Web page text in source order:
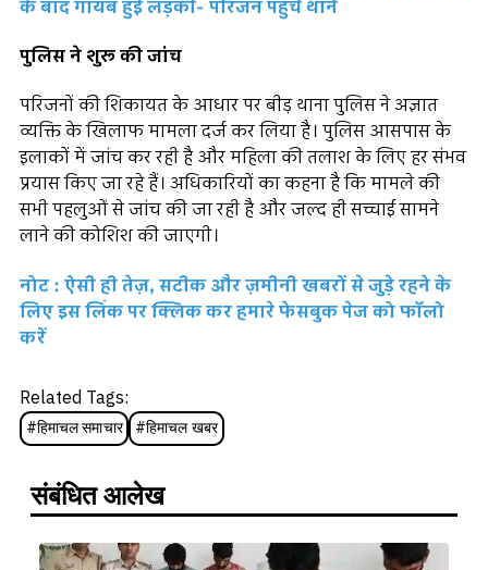
के बाद गायब हुई लड़की- परिजन पहुंचे थाने
पुलिस ने शुरू की जांच
परिजनों की शिकायत के आधार पर बीड़ थाना पुलिस ने अज्ञात
व्यक्ति के खिलाफ मामला दर्ज कर लिया है। पुलिस आसपास के
इलाकों में जांच कर रही है और महिला की तलाश के लिए हर संभव
प्रयास किए जा रहे हैं। अधिकारियों का कहना है कि मामले की
सभी पहलुओं से जांच की जा रही है और जल्द ही सच्चाई सामने
लाने की कोशिश की जाएगी।
नोट : ऐसी ही तेज़, सटीक और ज़मीनी खबरों से जुड़े रहने के
लिए इस लिंक पर क्लिक कर हमारे फेसबुक पेज को फॉलो
करें
Related Tags:
#हिमाचल समाचार #हिमाचल खबर
संबंधित आलेख